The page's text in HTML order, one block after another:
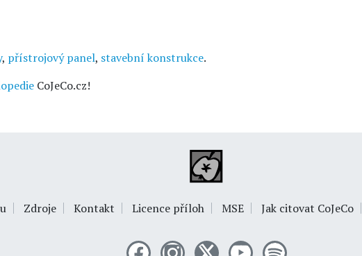
, přístrojový panel, stavební konstrukce.
CoJeCo.cz!
Zdroje Kontakt Licence příloh MSE Jak citovat CoJeCo